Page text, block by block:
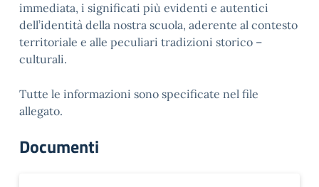
immediata, i significati più evidenti e autentici
dell’identità della nostra scuola, aderente al contesto
territoriale e alle peculiari tradizioni storico –
culturali.
Tutte le informazioni sono specificate nel file
allegato.
Documenti